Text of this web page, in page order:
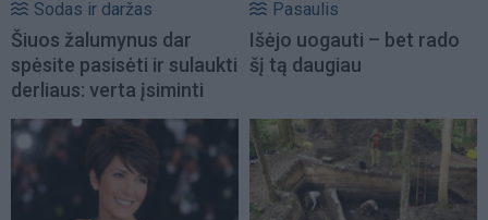
Sodas ir daržas
Šiuos žalumynus dar
spėsite pasisėti ir sulaukti
derliaus: verta įsiminti
Pasaulis
Išėjo uogauti – bet rado
šį tą daugiau